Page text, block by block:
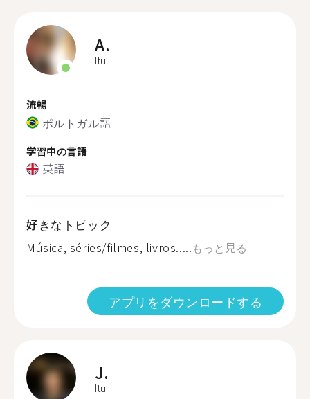
A.
Itu
流暢
ポルトガル語
学習中の言語
英語
好きなトピック
Música, séries/filmes, livros.....もっと見る
アプリをダウンロードする
J.
Itu